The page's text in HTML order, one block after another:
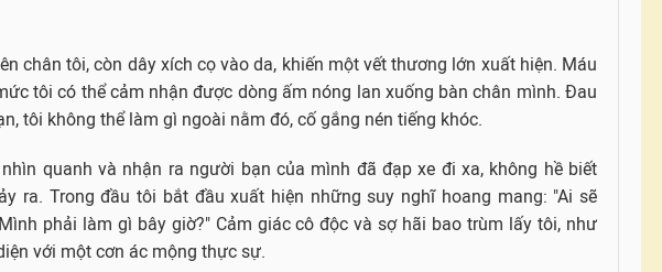
chân tôi, còn dây xích cọ vào da, khiến một vết thương lớn xuất hiện. Máu
tôi có thể cảm nhận được dòng ấm nóng lan xuống bàn chân mình. Đau
tôi không thể làm gì ngoài nằm đó, cố gắng nén tiếng khóc.
quanh và nhận ra người bạn của mình đã đạp xe đi xa, không hề biết
ra. Trong đầu tôi bắt đầu xuất hiện những suy nghĩ hoang mang: "Ai sẽ
phải làm gì bây giờ?" Cảm giác cô độc và sợ hãi bao trùm lấy tôi, như
với một cơn ác mộng thực sự.